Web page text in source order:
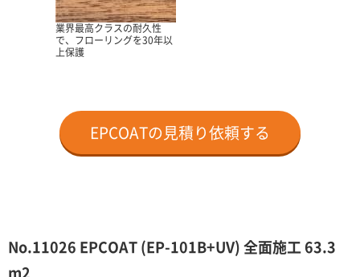
業界最高クラスの耐久性
で、フローリングを30年以
上保護
EPCOATの見積り依頼する
No.11026 EPCOAT (EP-101B+UV) 全面施工 63.3